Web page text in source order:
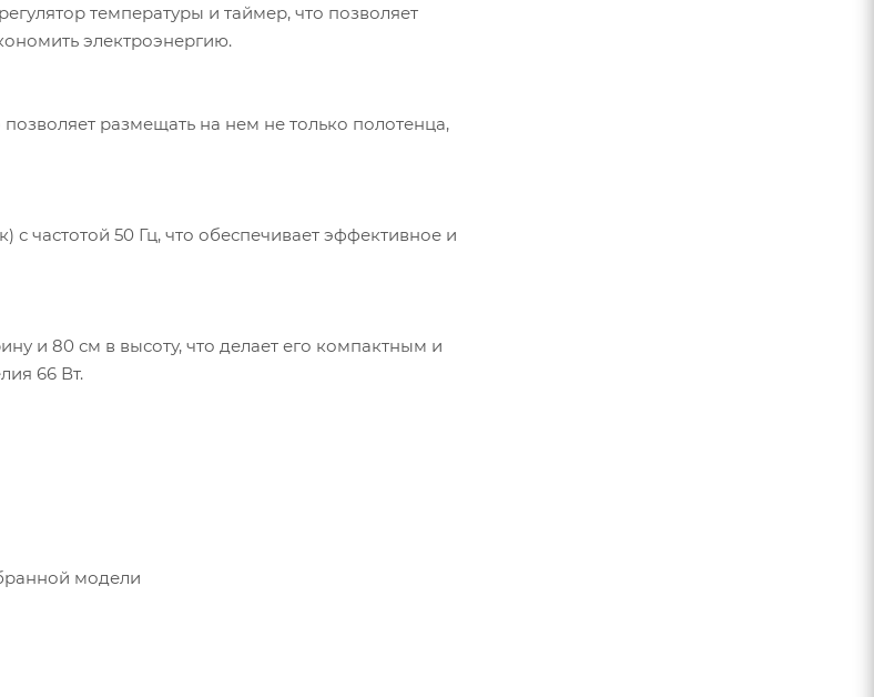
температуры и таймер, что позволяет
электроэнергию.
размещать на нем не только полотенца,
с частотой 50 Гц, что обеспечивает эффективное и
и 80 см в высоту, что делает его компактным и
66 Вт.
модели